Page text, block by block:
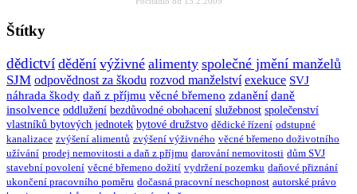
Štítky
dědictví dědění výživné alimenty společné jmění manželů
SJM odpovědnost za škodu rozvod manželství exekuce SVJ
náhrada škody daň z příjmu věcné břemeno zdanění daně
insolvence oddlužení bezdůvodné obohacení služebnost společenství
vlastníků bytových jednotek bytové družstvo dědické řízení odstupné
kanalizace zvýšení alimentů zvýšení výživného věcné břemeno doživotního
užívání prodej nemovitosti a daň z příjmu darování nemovitosti dům SVJ
stavební povolení věcné břemeno dožití vydržení pozemku daňové přiznání
ukončení pracovního poměru dočasná pracovní neschopnost autorské právo